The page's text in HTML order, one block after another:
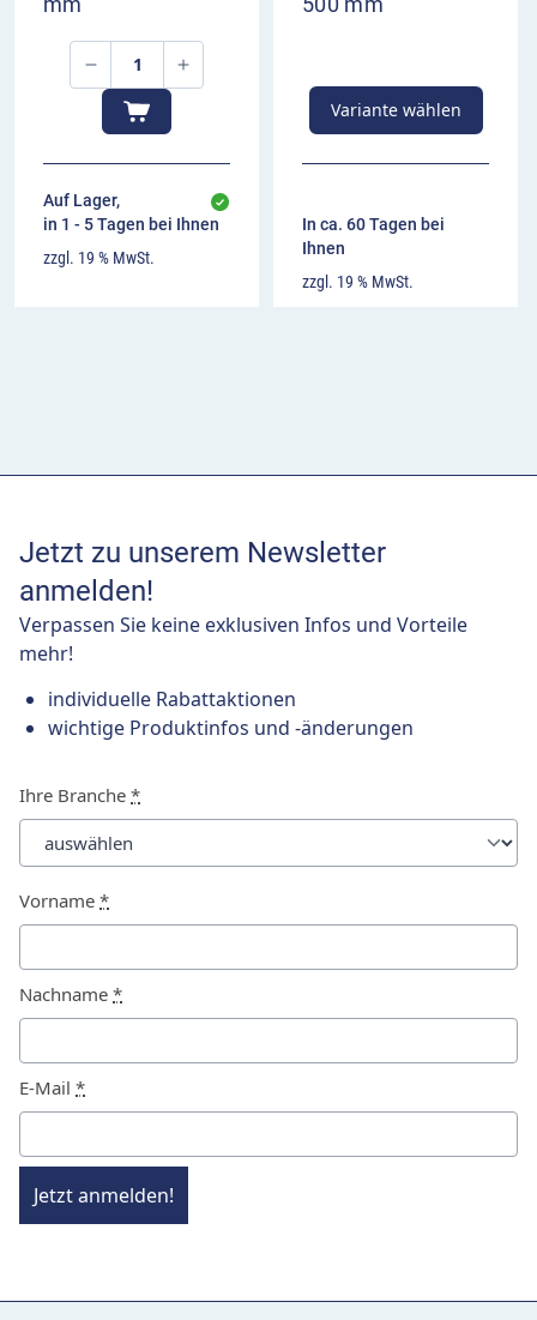
Auf Lager,
in 1 - 5 Tagen bei Ihnen
zzgl. 19 % MwSt.
Variante wählen
In ca. 60 Tagen bei
Ihnen
zzgl. 19 % MwSt.
Jetzt zu unserem Newsletter
anmelden!
Verpassen Sie keine exklusiven Infos und Vorteile
mehr!
individuelle Rabattaktionen
wichtige Produktinfos und -änderungen
Ihre Branche *
Vorname *
Nachname *
E-Mail *
Jetzt anmelden!